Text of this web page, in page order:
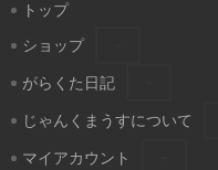
トップ
ショップ
がらくた日記
じゃんくまうすについて
マイアカウント